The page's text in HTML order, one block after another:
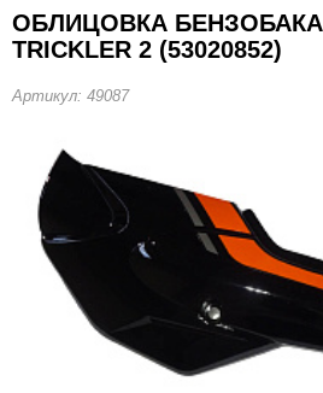
ОБЛИЦОВКА
TRICKLER 2 (53020852)
Артикул: 49087